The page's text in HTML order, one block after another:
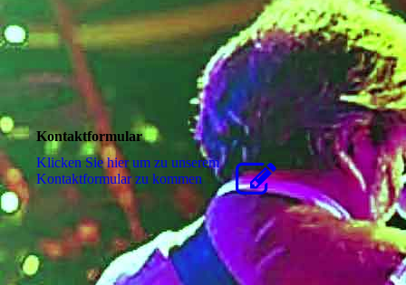
Kontaktformular
Klicken Sie hier um zu unserem
Kon­takt­for­mu­lar zu kommen